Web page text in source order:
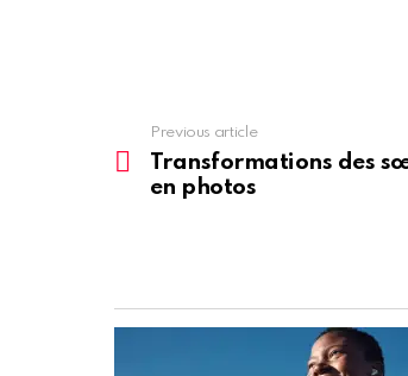
more
Previous article
Transformations des
en photos